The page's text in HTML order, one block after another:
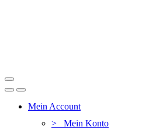
Mein Account
> Mein Konto